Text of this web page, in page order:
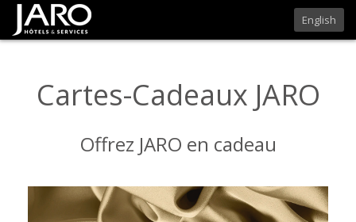
English
Cartes-Cadeaux JARO
Offrez JARO en cadeau